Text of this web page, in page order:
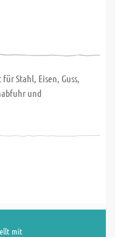
Stahl, Eisen, Guss,
und
mit